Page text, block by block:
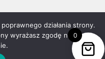
0
działania strony.
wyrażasz zgodę na ich